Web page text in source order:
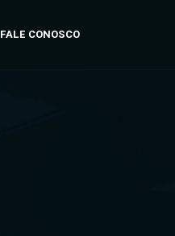
FALE CONOSCO